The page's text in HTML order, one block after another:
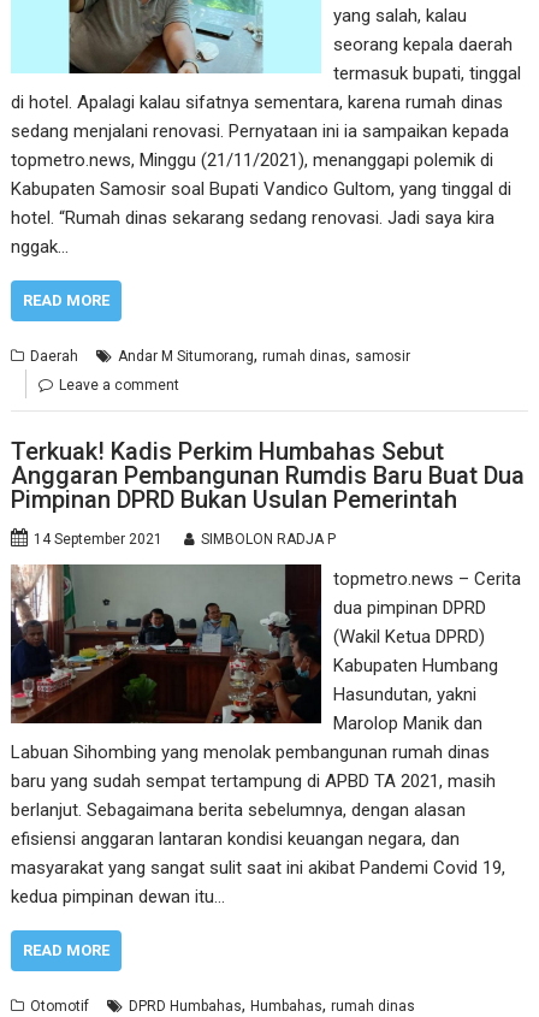
yang salah, kalau
seorang kepala daerah
termasuk bupati, tinggal
di hotel. Apalagi kalau sifatnya sementara, karena rumah dinas
sedang menjalani renovasi. Pernyataan ini ia sampaikan kepada
topmetro.news, Minggu (21/11/2021), menanggapi polemik di
Kabupaten Samosir soal Bupati Vandico Gultom, yang tinggal di
hotel. “Rumah dinas sekarang sedang renovasi. Jadi saya kira
nggak…
READ MORE
Daerah Andar M Situmorang,rumah dinas, samosir
Leave a comment
Terkuak! Kadis Perkim Humbahas Sebut
Anggaran Pembangunan Rumdis Baru Buat Dua
Pimpinan DPRD Bukan Usulan Pemerintah
14 September 2021 SIMBOLON RADJA P
topmetro.news – Cerita
dua pimpinan DPRD
(Wakil Ketua DPRD)
Kabupaten Humbang
Hasundutan, yakni
Marolop Manik dan
Labuan Sihombing yang menolak pembangunan rumah dinas
baru yang sudah sempat tertampung di APBD TA 2021, masih
berlanjut. Sebagaimana berita sebelumnya, dengan alasan
efisiensi anggaran lantaran kondisi keuangan negara, dan
masyarakat yang sangat sulit saat ini akibat Pandemi Covid 19,
kedua pimpinan dewan itu…
READ MORE
Otomotif DPRD Humbahas,Humbahas,rumah dinas